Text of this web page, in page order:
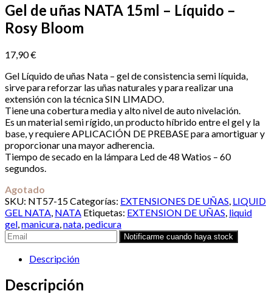
Gel de uñas NATA 15ml – Líquido –
Rosy Bloom
17,90€
Gel Líquido de uñas Nata – gel de consistencia semi líquida,
sirve para reforzar las uñas naturales y para realizar una
extensión con la técnica SIN LIMADO.
Tiene una cobertura media y alto nivel de auto nivelación.
Es un material semi rígido, un producto híbrido entre el gel y la
base, y requiere APLICACIÓN DE PREBASE para amortiguar y
proporcionar una mayor adherencia.
Tiempo de secado en la lámpara Led de 48 Watios – 60
segundos.
Agotado
SKU: NT57-15Categorías: EXTENSIONES DE UÑAS LIQUID
GEL NATA NATA Etiquetas: EXTENSION DE UÑAS liquid
gel manicura nata pedicura
Descripción
Descripción